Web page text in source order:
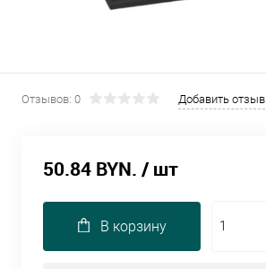
Отзывов: 0 Добавить отзыв
50.84 BYN. / шт
В корзину